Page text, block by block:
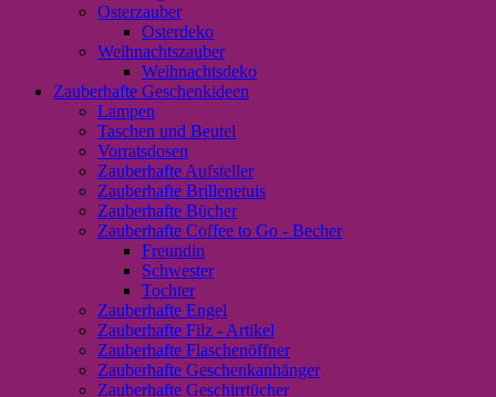
Osterzauber
Osterdeko
Weihnachtszauber
Weihnachtsdeko
Zauberhafte Geschenkideen
Lampen
Taschen und Beutel
Vorratsdosen
Zauberhafte Aufsteller
Zauberhafte Brillenetuis
Zauberhafte Bücher
Zauberhafte Coffee to Go - Becher
Freundin
Schwester
Tochter
Zauberhafte Engel
Zauberhafte Filz - Artikel
Zauberhafte Flaschenöffner
Zauberhafte Geschenkanhänger
Zauberhafte Geschirrtücher